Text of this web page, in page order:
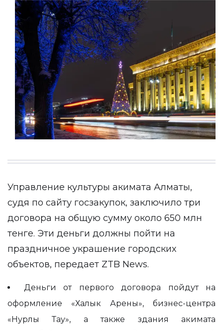
Управление культуры акимата Алматы,
судя по сайту госзакупок, заключило три
договора на общую сумму около 650 млн
тенге. Эти деньги должны пойти на
праздничное украшение городских
объектов, передает ZTB News.
Деньги от первого договора пойдут на
оформление «Халык Арены», бизнес-центра
«Нурлы Тау», а также здания акимата